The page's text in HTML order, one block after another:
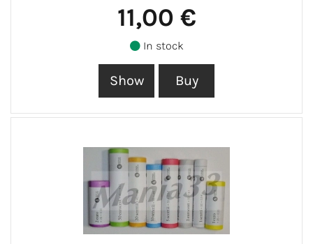
11,00 €
In stock